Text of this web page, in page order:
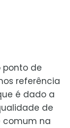
de
referência
é dado a
de
comum na